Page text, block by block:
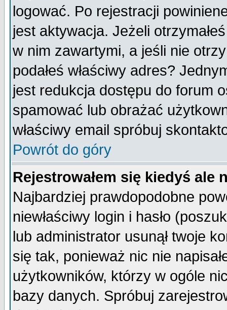
logować. Po rejestracji
jest aktywacja. Jeżeli
w nim zawartymi, a jeśli nie
podałeś właściwy adres?
jest redukcja dostępu do forum
spamować lub obrażać
właściwy email spróbuj
Powrót do góry
Rejestrowałem się kiedyś ale
Najbardziej prawdopodobne
niewłaściwy login i hasło
lub administrator usunął twoje
się tak, ponieważ nic nie
użytkowników, którzy w ogóle
bazy danych. Spróbuj